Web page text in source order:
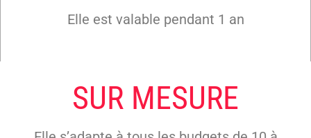
Elle est valable pendant 1 an
SUR MESURE